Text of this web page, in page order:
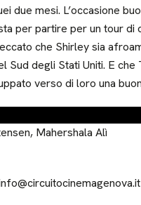
due mesi. L’occasione
per partire per un tour
che Shirley sia
Sud degli Stati Uniti. E
verso di loro una
Mahershala Alì